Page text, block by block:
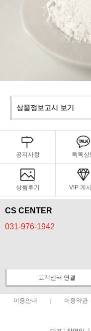
상품정보고시 보기
공지사항 톡톡상
상품후기 VIP 게
CS CENTER
031-976-1942
고객센터 연결
이용안내 이용약관